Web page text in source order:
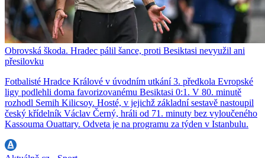
Obrovská škoda. Hradec pálil šance, proti Besiktasi nevyužil ani
přesilovku
Fotbalisté Hradce Králové v úvodním utkání 3. předkola Evropské
ligy podlehli doma favorizovanému Besiktasi 0:1. V 80. minutě
rozhodl Semih Kilicsoy. Hosté, v jejichž základní sestavě nastoupil
český křídelník Václav Černý, hráli od 71. minuty bez vyloučeného
Kassouma Ouattary. Odveta je na programu za týden v Istanbulu.